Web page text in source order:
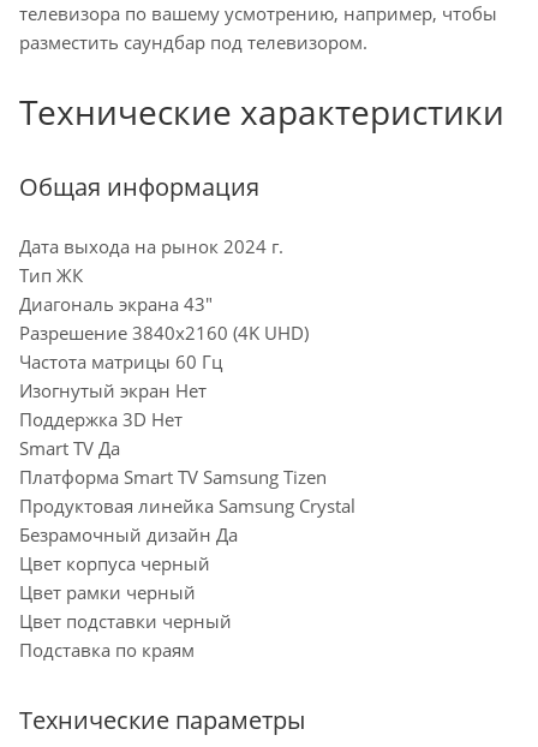
телевизора по вашему усмотрению, например, чтобы
разместить саундбар под телевизором.
Технические характеристики
Общая информация
Дата выхода на рынок 2024 г.
Тип ЖК
Диагональ экрана 43"
Разрешение 3840x2160 (4K UHD)
Частота матрицы 60 Гц
Изогнутый экран Нет
Поддержка 3D Нет
Smart TV Да
Платформа Smart TV Samsung Tizen
Продуктовая линейка Samsung Crystal
Безрамочный дизайн Да
Цвет корпуса черный
Цвет рамки черный
Цвет подставки черный
Подставка по краям
Технические параметры